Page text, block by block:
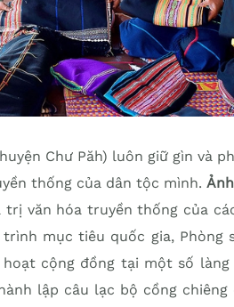
Chư Păh) luôn giữ gìn và
thống của dân tộc mình.
trị văn hóa truyền thống của
mục tiêu quốc gia, Phòng
cộng đồng tại một số làng
lập câu lạc bộ cồng